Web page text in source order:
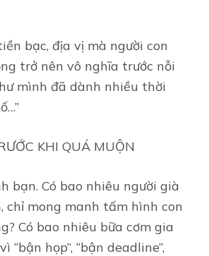
bạc, địa vị mà người con
trở nên vô nghĩa trước nỗi
mình đã dành nhiều thời
KHI QUÁ MUỘN
bạn. Có bao nhiêu người già
chỉ mong manh tấm hình con
Có bao nhiêu bữa cơm gia
“bận họp”, “bận deadline”,